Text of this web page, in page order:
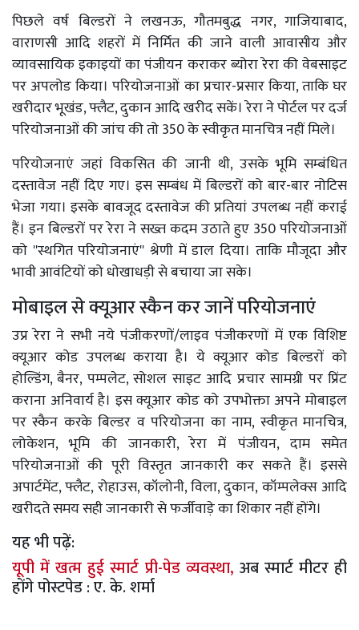
पिछले वर्ष बिल्डरों ने लखनऊ, गौतमबुद्ध नगर, गाजियाबाद,
वाराणसी आदि शहरों में निर्मित की जाने वाली आवासीय और
व्यावसायिक इकाइयाें का पंजीयन कराकर ब्योरा रेरा की वेबसाइट
पर अपलोड किया। परियोजनाओं का प्रचार-प्रसार किया, ताकि घर
खरीदार भूखंड, फ्लैट, दुकान आदि खरीद सकें। रेरा ने पोर्टल पर दर्ज
परियोजनाओं की जांच की तो 350 के स्वीकृत मानचित्र नहीं मिले।
परियोजनाएं जहां विकसित की जानी थी, उसके भूमि सम्बंधित
दस्तावेज नहीं दिए गए। इस सम्बंध में बिल्डरों को बार-बार नोटिस
भेजा गया। इसके बावजूद दस्तावेज की प्रतियां उपलब्ध नहीं कराई
हैं। इन बिल्डरों पर रेरा ने सख्त कदम उठाते हुए 350 परियोजनाओं
को ''स्थगित परियोजनाएं'' श्रेणी में डाल दिया। ताकि मौजूदा और
भावी आवंटियों को धोखाधड़ी से बचाया जा सके।
मोबाइल से क्यूआर स्कैन कर जानें परियोजनाएं
उप्र रेरा ने सभी नये पंजीकरणों/लाइव पंजीकरणों में एक विशिष्ट
क्यूआर कोड उपलब्ध कराया है। ये क्यूआर कोड बिल्डराें को
होल्डिंग, बैनर, पम्पलेट, सोशल साइट आदि प्रचार सामग्री पर प्रिंट
कराना अनिवार्य है। इस क्यूआर कोड को उपभोक्ता अपने मोबाइल
पर स्कैन करके बिल्डर व परियोजना का नाम, स्वीकृत मानचित्र,
लोकेशन, भूमि की जानकारी, रेरा में पंजीयन, दाम समेत
परियोजनाओं की पूरी विस्तृत जानकारी कर सकते हैं। इससे
अपार्टमेंट, फ्लैट, रोहाउस, कॉलोनी, विला, दुकान, कॉम्पलेक्स आदि
खरीदते समय सही जानकारी से फर्जीवाड़े का शिकार नहीं होंगे।
यह भी पढ़ें:
यूपी में खत्म हुई स्मार्ट प्री-पेड व्यवस्था, अब स्मार्ट मीटर ही
होंगे पोस्टपेड : ए. के. शर्मा